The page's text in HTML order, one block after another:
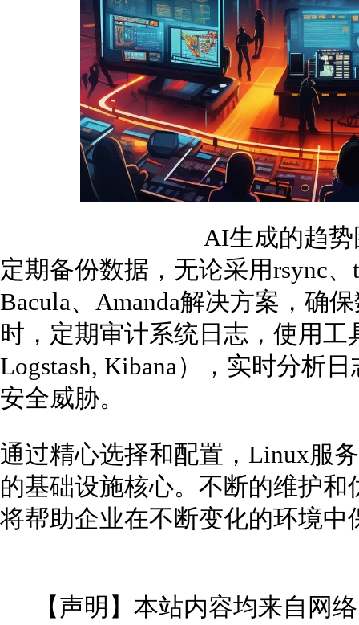
AI生成的趋
定期备份数据，无论采用rsync
Bacula、Amanda解决方案，确
时，定期审计系统日志，使用工
Logstash, Kibana），实时分析
安全威胁。
通过精心选择和配置，Linux服
的基础设施核心。不断的维护
将帮助企业在不断变化的环境中
【声明】本站内容均来自网